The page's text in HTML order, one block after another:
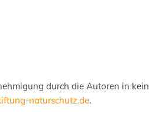
durch die Autoren in
naturschutz.de.